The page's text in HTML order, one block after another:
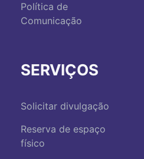
Política de
Comunicação
SERVIÇOS
Solicitar divulgação
Reserva de espaço
físico